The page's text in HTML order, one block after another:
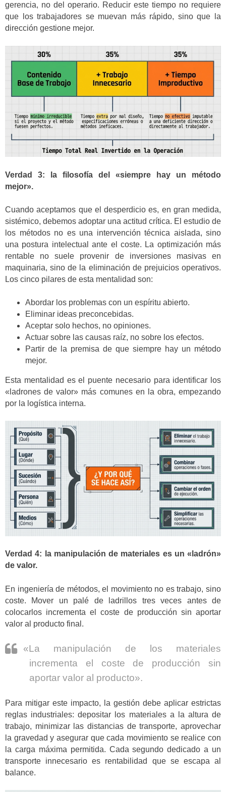
gerencia, no del operario. Reducir este tiempo no requiere
que los trabajadores se muevan más rápido, sino que la
dirección gestione mejor.
Verdad 3: la filosofía del «siempre hay un método
mejor».
Cuando aceptamos que el desperdicio es, en gran medida,
sistémico, debemos adoptar una actitud crítica. El estudio de
los métodos no es una intervención técnica aislada, sino
una postura intelectual ante el coste. La optimización más
rentable no suele provenir de inversiones masivas en
maquinaria, sino de la eliminación de prejuicios operativos.
Los cinco pilares de esta mentalidad son:
Abordar los problemas con un espíritu abierto.
Eliminar ideas preconcebidas.
Aceptar solo hechos, no opiniones.
Actuar sobre las causas raíz, no sobre los efectos.
Partir de la premisa de que siempre hay un método
mejor.
Esta mentalidad es el puente necesario para identificar los
«ladrones de valor» más comunes en la obra, empezando
por la logística interna.
Verdad 4: la manipulación de materiales es un «ladrón»
de valor.
En ingeniería de métodos, el movimiento no es trabajo, sino
coste. Mover un palé de ladrillos tres veces antes de
colocarlos incrementa el coste de producción sin aportar
valor al producto final.
«La manipulación de los materiales
incrementa el coste de producción sin
aportar valor al producto».
Para mitigar este impacto, la gestión debe aplicar estrictas
reglas industriales: depositar los materiales a la altura de
trabajo, minimizar las distancias de transporte, aprovechar
la gravedad y asegurar que cada movimiento se realice con
la carga máxima permitida. Cada segundo dedicado a un
transporte innecesario es rentabilidad que se escapa al
balance.